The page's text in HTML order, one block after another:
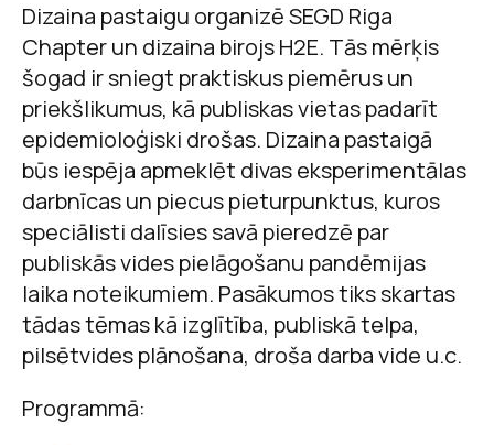
Dizaina pastaigu organizē SEGD Riga
Chapter un dizaina birojs H2E. Tās mērķis
šogad ir sniegt praktiskus piemērus un
priekšlikumus, kā publiskas vietas padarīt
epidemioloģiski drošas. Dizaina pastaigā
būs iespēja apmeklēt divas eksperimentālas
darbnīcas un piecus pieturpunktus, kuros
speciālisti dalīsies savā pieredzē par
publiskās vides pielāgošanu pandēmijas
laika noteikumiem. Pasākumos tiks skartas
tādas tēmas kā izglītība, publiskā telpa,
pilsētvides plānošana, droša darba vide u.c.
Programmā: